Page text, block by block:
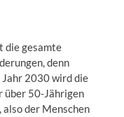
die gesamte
denn
2030 wird die
über 50-Jährigen
der Menschen